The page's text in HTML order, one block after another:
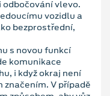
vlevo.
vozidlu a
bezprostřední,
s novou funkcí
komunikace
i když okraj není
V případě